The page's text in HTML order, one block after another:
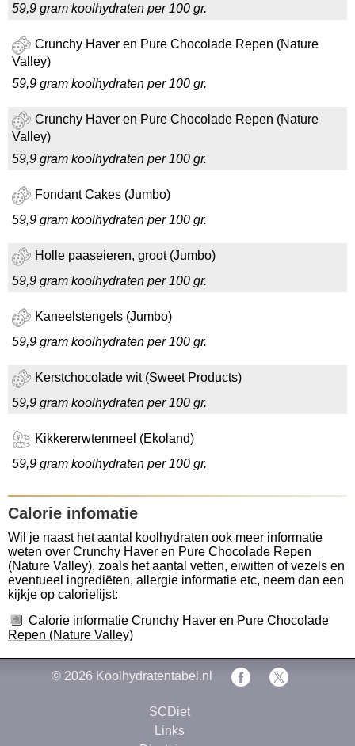
59,9 gram koolhydraten per 100 gr.
Crunchy Haver en Pure Chocolade Repen (Nature
Valley)
59,9 gram koolhydraten per 100 gr.
Crunchy Haver en Pure Chocolade Repen (Nature
Valley)
59,9 gram koolhydraten per 100 gr.
Fondant Cakes (Jumbo)
59,9 gram koolhydraten per 100 gr.
Holle paaseieren, groot (Jumbo)
59,9 gram koolhydraten per 100 gr.
Kaneelstengels (Jumbo)
59,9 gram koolhydraten per 100 gr.
Kerstchocolade wit (Sweet Products)
59,9 gram koolhydraten per 100 gr.
Kikkererwtenmeel (Ekoland)
59,9 gram koolhydraten per 100 gr.
Calorie infomatie
Wil je naast het aantal koolhydraten ook meer informatie
weten over Crunchy Haver en Pure Chocolade Repen
(Nature Valley), zoals het aantal vetten, eiwitten of vezels en
eventueel ingrediëten, allergie informatie etc, neem dan een
kijkje op calorielijst:
Calorie informatie Crunchy Haver en Pure Chocolade
Repen (Nature Valley)
© 2026 Koolhydratentabel.nl
SCDiet
Links